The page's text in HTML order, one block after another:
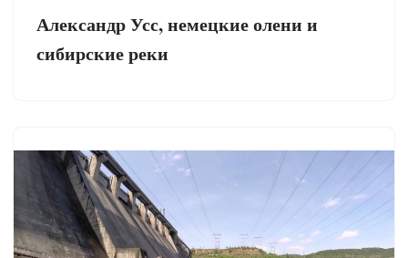
Александр Усс, немецкие олени и
сибирские реки